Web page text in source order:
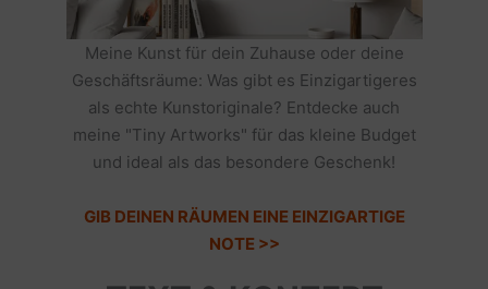
Meine Kunst für dein Zuhause oder deine
Geschäftsräume: Was gibt es Einzigartigeres
als echte Kunstoriginale? Entdecke auch
meine "Tiny Artworks" für das kleine Budget
und ideal als das besondere Geschenk!
GIB DEINEN RÄUMEN EINE EINZIGARTIGE
NOTE >>